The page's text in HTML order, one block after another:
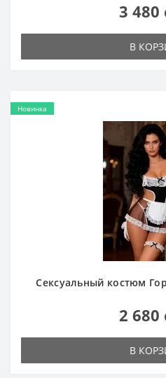
3 480
В
Новинка
Сексуальный костюм
2 680
В